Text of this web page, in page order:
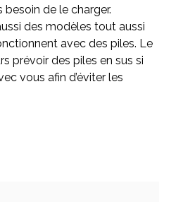
besoin de le charger.
des modèles tout aussi
avec des piles. Le
prévoir des piles en sus si
vous afin d’éviter les